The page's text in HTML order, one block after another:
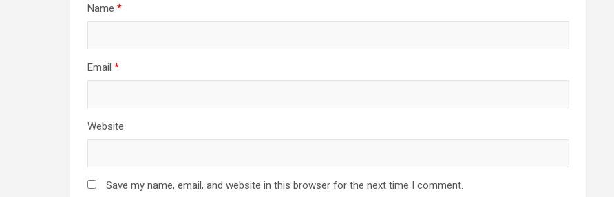
Name *
Email *
Website
Save my name, email, and website in this browser for the next time I comment.